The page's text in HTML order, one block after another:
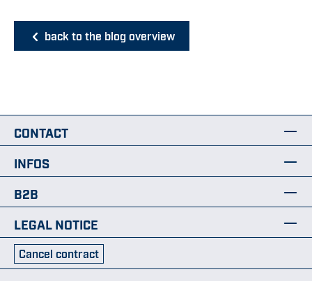
back to the blog overview
CONTACT
INFOS
B2B
LEGAL NOTICE
Cancel contract